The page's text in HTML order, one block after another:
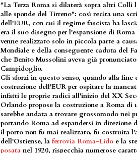
"La Terza Roma si dilaterà sopra altri
alle sponde del Tirreno": così recita una
dell'EUR, con cui il regime fascista ha
era il suo disegno per l'espansione di
venne realizzato solo in piccola parte a
Mondiale e della conseguente caduta del
che Benito Mussolini aveva già
Campidoglio.
Gli sforzi in questo senso, quando alla
costruzione dell'EUR per ospitare la
infatti le proprie radici all'inizio del XX
Orlando propose la costruzione a Roma di
sarebbe andata a trovare grossomodo nei
portando Roma ad espandersi in direzione
il porto non fu mai realizzato, fu costruita
dell'Ostiense, la ferrovia Roma-Lido e la
posata nel 1920, rispecchia numerose